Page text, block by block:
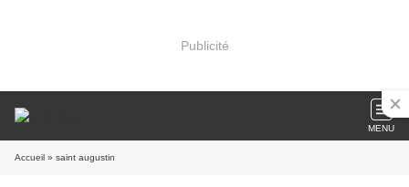
Publicité
MENU
Accueil » saint augustin